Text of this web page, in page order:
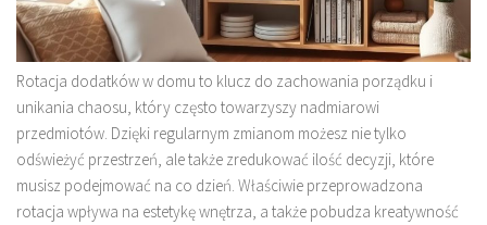
Rotacja dodatków w domu to klucz do zachowania porządku i
unikania chaosu, który często towarzyszy nadmiarowi
przedmiotów. Dzięki regularnym zmianom możesz nie tylko
odświeżyć przestrzeń, ale także zredukować ilość decyzji, które
musisz podejmować na co dzień. Właściwie przeprowadzona
rotacja wpływa na estetykę wnętrza, a także pobudza kreatywność